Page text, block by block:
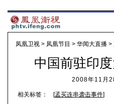
凤凰卫视 > 凤凰节目 > 华闻大直播 >
中国前驻印
2008年11月
相关标签： [孟买连串袭击事件]